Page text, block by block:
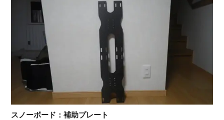
スノーボード：補助プレート